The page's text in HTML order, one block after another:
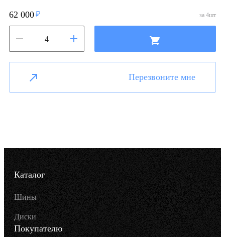
62 000 за 4шт
Перезвоните мне
Каталог
Шины
Диски
Покупателю